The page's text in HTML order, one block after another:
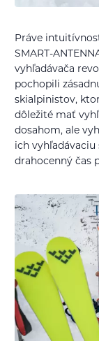
Práve
SMART-
vyhľadávača
pochopili
skialpinistov,
dôležité mať
dosahom, ale
ich
drahocenný čas